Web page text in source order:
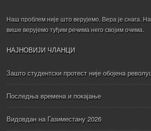
Наш проблем није што верујемо. Вера је снага.
више верујемо туђим речима него својим очима.
НАЈНОВИЈИ ЧЛАНЦИ
Зашто студентски протест није обојена
Последња времена и покајање
Видовдан на Газиместану 2026